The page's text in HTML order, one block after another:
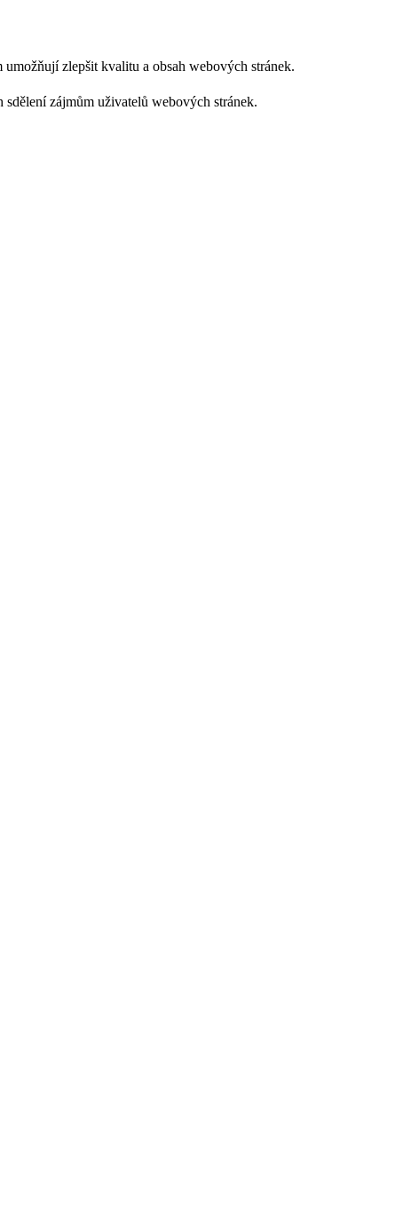
zlepšit kvalitu a obsah webových stránek.
zájmům uživatelů webových stránek.